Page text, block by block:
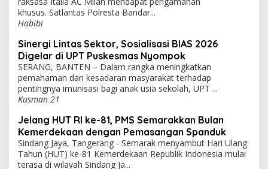
khusus. Satlantas Polresta Bandar...
Habibi
Sinergi Lintas Sektor, Sosialisasi BIAS 2026
Digelar di UPT Puskesmas Nyompok
SERANG, BANTEN – Dalam rangka meningkatkan
pemahaman dan kesadaran masyarakat terhadap
pentingnya imunisasi bagi anak usia sekolah, UPT ...
Kusman 21
Jelang HUT RI ke-81, PMS Semarakkan Bulan
Kemerdekaan dengan Pemasangan Spanduk
Sindang Jaya, Tangerang - Semarak menyambut Hari Ulang
Tahun (HUT) ke-81 Kemerdekaan Republik Indonesia mulai
terasa di wilayah Sindang Ja...